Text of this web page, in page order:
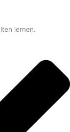
lernen.